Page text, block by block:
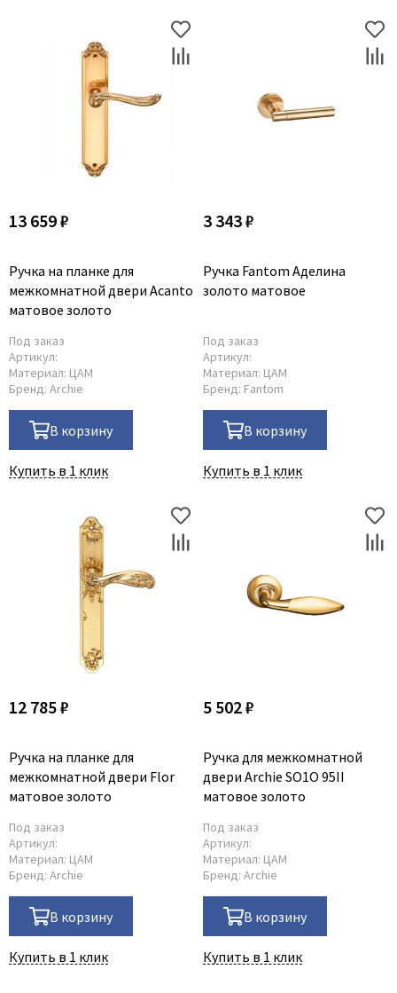
13 659 ₽
Ручка на планке для
межкомнатной двери Acanto
матовое золото
Под заказ
Артикул:
Материал: ЦАМ
Бренд: Archie
В корзину
Купить в 1 клик
3 343 ₽
Ручка Fantom Аделина
золото матовое
Под заказ
Артикул:
Материал: ЦАМ
Бренд: Fantom
В корзину
Купить в 1 клик
12 785 ₽
Ручка на планке для
межкомнатной двери Flor
матовое золото
Под заказ
Артикул:
Материал: ЦАМ
Бренд: Archie
В корзину
Купить в 1 клик
5 502 ₽
Ручка для межкомнатной
двери Archie SО1О 95II
матовое золото
Под заказ
Артикул:
Материал: ЦАМ
Бренд: Archie
В корзину
Купить в 1 клик